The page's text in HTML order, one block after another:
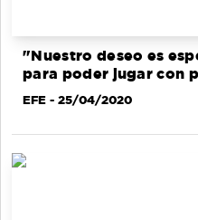
"Nuestro deseo es
para poder jugar con
EFE - 25/04/2020